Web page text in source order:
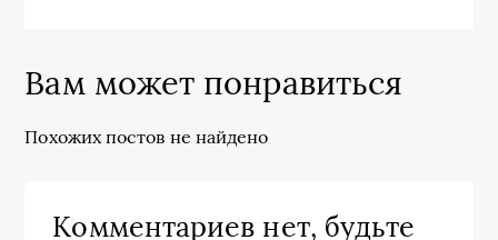
Вам может понравиться
Похожих постов не найдено
Комментариев нет, будьте